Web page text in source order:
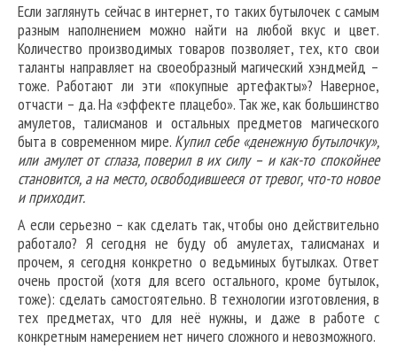
Если заглянуть сейчас в интернет, то таких бутылочек с самым
разным наполнением можно найти на любой вкус и цвет.
Количество производимых товаров позволяет, тех, кто свои
таланты направляет на своеобразный магический хэндмейд –
тоже. Работают ли эти «покупные артефакты»? Наверное,
отчасти – да. На «эффекте плацебо». Так же, как большинство
амулетов, талисманов и остальных предметов магического
быта в современном мире. Купил себе «денежную бутылочку»,
или амулет от сглаза, поверил в их силу – и как-то спокойнее
становится, а на место, освободившееся от тревог, что-то новое
и приходит.
А если серьезно – как сделать так, чтобы оно действительно
работало? Я сегодня не буду об амулетах, талисманах и
прочем, я сегодня конкретно о ведьминых бутылках. Ответ
очень простой (хотя для всего остального, кроме бутылок,
тоже): сделать самостоятельно. В технологии изготовления, в
тех предметах, что для неё нужны, и даже в работе с
конкретным намерением нет ничего сложного и невозможного.